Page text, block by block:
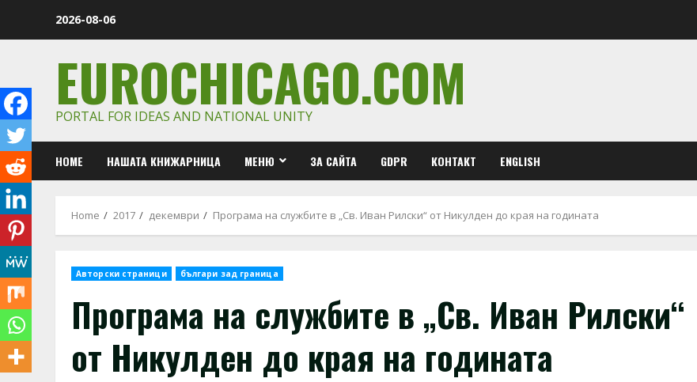
2026-08-06
EUROCHICAGO.COM
PORTAL FOR IDEAS AND NATIONAL UNITY
HOME НАШАТА КНИЖАРНИЦА МЕНЮ ЗА САЙТА GDPR КОНТАКТ ENGLISH
Home 2017 декември Програма на службите в „Св. Иван Рилски“ от Никулден до края на годината
Авторски страници българи зад граница
Програма на службите в „Св. Иван Рилски“
от Никулден до края на годината